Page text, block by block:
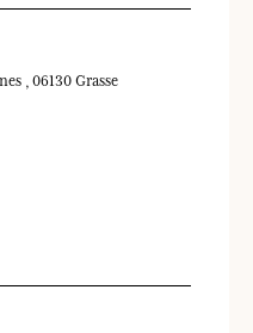
06130 Grasse